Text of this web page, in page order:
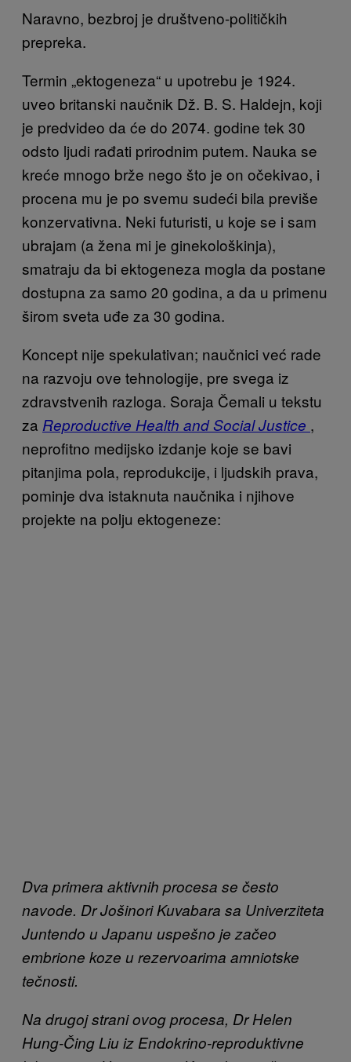
Naravno, bezbroj je društveno-političkih
prepreka.
Termin „ektogeneza“ u upotrebu je 1924.
uveo britanski naučnik Dž. B. S. Haldejn, koji
je predvideo da će do 2074. godine tek 30
odsto ljudi rađati prirodnim putem. Nauka se
kreće mnogo brže nego što je on očekivao, i
procena mu je po svemu sudeći bila previše
konzervativna. Neki futuristi, u koje se i sam
ubrajam (a žena mi je ginekološkinja),
smatraju da bi ektogeneza mogla da postane
dostupna za samo 20 godina, a da u primenu
širom sveta uđe za 30 godina.
Koncept nije spekulativan; naučnici već rade
na razvoju ove tehnologije, pre svega iz
zdravstvenih razloga. Soraja Čemali u tekstu
za Reproductive Health and Social Justice ,
neprofitno medijsko izdanje koje se bavi
pitanjima pola, reprodukcije, i ljudskih prava,
pominje dva istaknuta naučnika i njihove
projekte na polju ektogeneze:
Dva primera aktivnih procesa se često
navode. Dr Jošinori Kuvabara sa Univerziteta
Juntendo u Japanu uspešno je začeo
embrione koze u rezervoarima amniotske
tečnosti.
Na drugoj strani ovog procesa, Dr Helen
Hung-Čing Liu iz Endokrino-reproduktivne